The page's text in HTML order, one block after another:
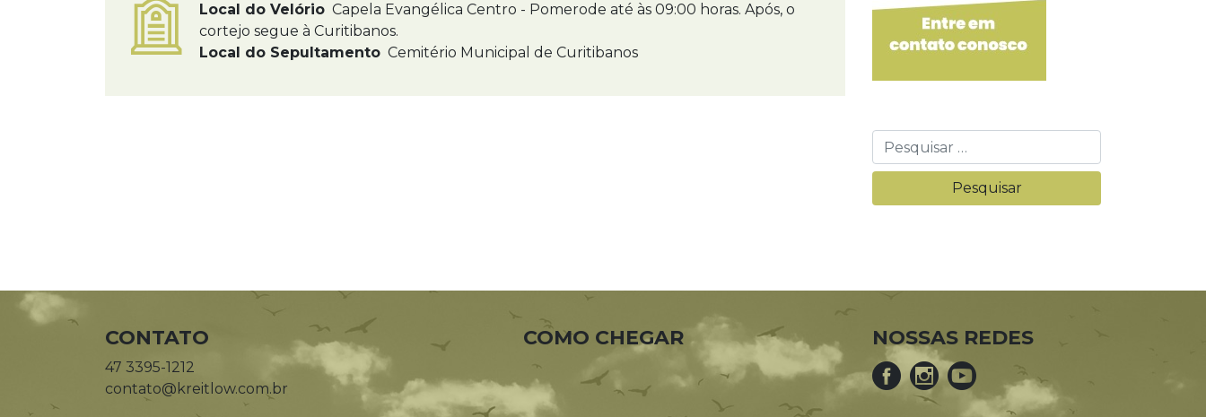
Local do Velório Capela Evangélica Centro - Pomerode até às 09:00 horas. Após, o
cortejo segue à Curitibanos.
Local do Sepultamento Cemitério Municipal de Curitibanos
CONTATO
47 3395-1212
contato@kreitlow.com.br
COMO CHEGAR NOSSAS REDES